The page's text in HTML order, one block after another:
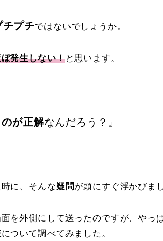
チプチではないでしょうか。
発生しない！と思います。
が正解なんだろう？』
に、そんな疑問が頭にすぐ浮かびま
を外側にして送ったのですが、やっ
について調べてみました。